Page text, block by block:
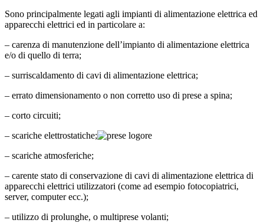
Sono principalmente legati agli impianti di alimentazione elettrica ed
apparecchi elettrici ed in particolare a:
– carenza di manutenzione dell’impianto di alimentazione elettrica
e/o di quello di terra;
– surriscaldamento di cavi di alimentazione elettrica;
– errato dimensionamento o non corretto uso di prese a spina;
– corto circuiti;
– scariche elettrostatiche;
– scariche atmosferiche;
– carente stato di conservazione di cavi di alimentazione elettrica di
apparecchi elettrici utilizzatori (come ad esempio fotocopiatrici,
server, computer ecc.);
– utilizzo di prolunghe, o multiprese volanti;